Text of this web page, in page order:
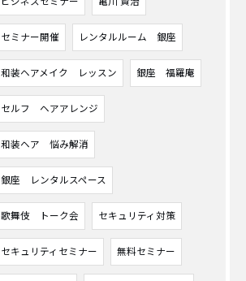
セミナー開催 レンタルルーム 銀座
和装ヘアメイク レッスン 銀座 福羅庵
セルフ ヘアアレンジ
和装ヘア 悩み解消
銀座 レンタルスペース
歌舞伎 トーク会 セキュリティ対策
セキュリティセミナー 無料セミナー